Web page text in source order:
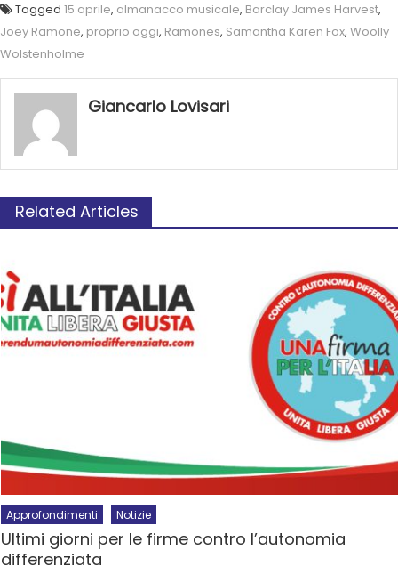
Tagged 15 aprile, almanacco musicale, Barclay James Harvest,
Joey Ramone, proprio oggi, Ramones, Samantha Karen Fox, Woolly
Wolstenholme
Giancarlo Lovisari
Related Articles
Approfondimenti Notizie
Ultimi giorni per le firme contro l’autonomia
differenziata